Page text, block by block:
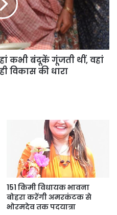
कभी बंदूकें गूंजती थीं, वहां
विकास की धारा
151 किमी विधायक भावना
बोहरा करेंगी अमरकंटक से
भोरमदेव तक पदयात्रा